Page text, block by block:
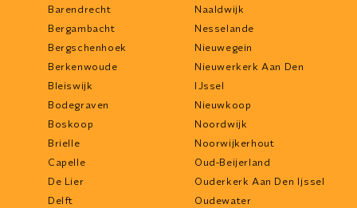
Barendrecht
Bergambacht
Bergschenhoek
Berkenwoude
Bleiswijk
Bodegraven
Boskoop
Brielle
Capelle
De Lier
Delft
Naaldwijk
Nesselande
Nieuwegein
Nieuwerkerk Aan Den
IJssel
Nieuwkoop
Noordwijk
Noorwijkerhout
Oud-Beijerland
Ouderkerk Aan Den Ijssel
Oudewater